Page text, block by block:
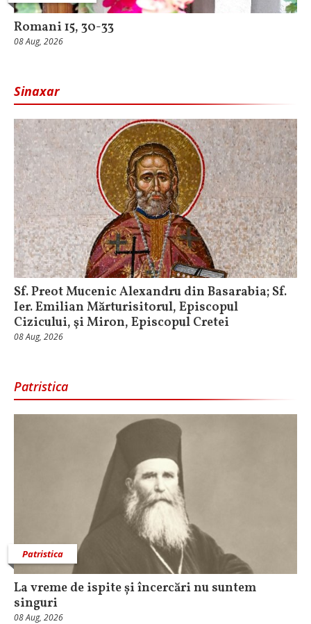
Romani 15, 30-33
08 Aug, 2026
Sinaxar
Sf. Preot Mucenic Alexandru din Basarabia; Sf.
Ier. Emilian Mărturisitorul, Episcopul
Cizicului, şi Miron, Episcopul Cretei
08 Aug, 2026
Patristica
Patristica
La vreme de ispite și încercări nu suntem
singuri
08 Aug, 2026